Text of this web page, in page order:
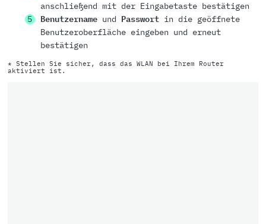
anschließend mit der Eingabetaste bestätigen
Benutzernameund Passwortin die geöffnete
Benutzeroberfläche eingeben und erneut
bestätigen
* Stellen Sie sicher, dass das WLAN bei Ihrem Router
aktiviert ist.